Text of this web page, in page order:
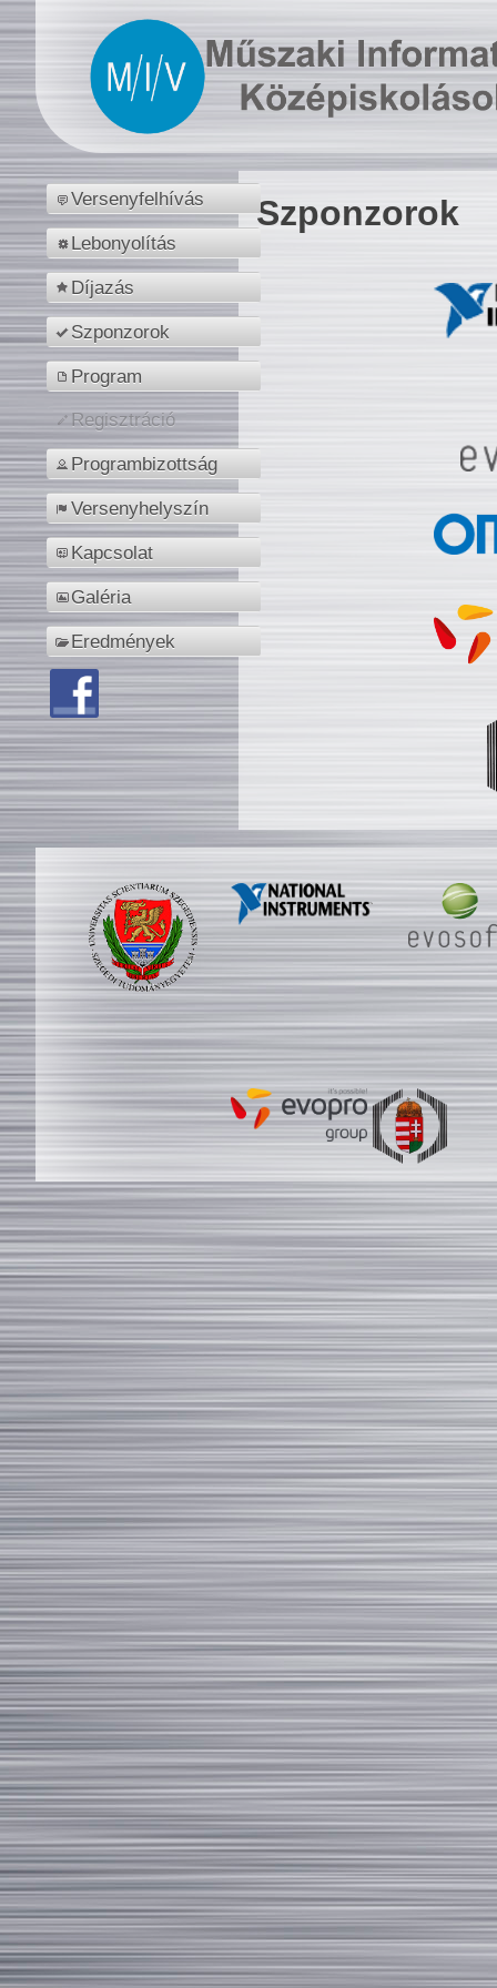
Versenyfelhívás
Lebonyolítás
Díjazás
Szponzorok
Program
Regisztráció
Programbizottság
Versenyhelyszín
Kapcsolat
Galéria
Eredmények
Szponzorok